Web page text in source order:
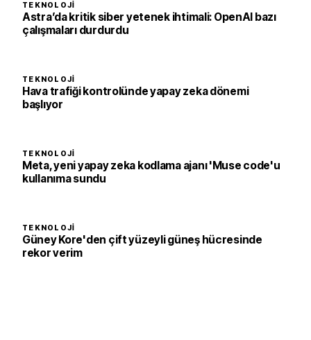
TEKNOLOJI
Astra’da kritik siber yetenek ihtimali: OpenAI bazı
çalışmaları durdurdu
TEKNOLOJI
Hava trafiği kontrolünde yapay zeka dönemi
başlıyor
TEKNOLOJI
Meta, yeni yapay zeka kodlama ajanı 'Muse code'u
kullanıma sundu
TEKNOLOJI
Güney Kore'den çift yüzeyli güneş hücresinde
rekor verim